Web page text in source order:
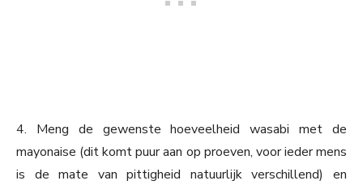
4. Meng de gewenste hoeveelheid wasabi met de
mayonaise (dit komt puur aan op proeven, voor ieder mens
is de mate van pittigheid natuurlijk verschillend) en